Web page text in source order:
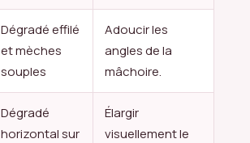
Dégradé effilé
et mèches
souples
Adoucir les
angles de la
mâchoire.
Dégradé
horizontal sur
Élargir
visuellement le